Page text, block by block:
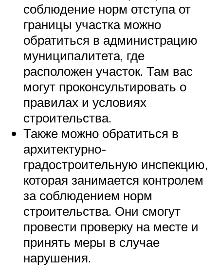
соблюдение норм отступа от
границы участка можно
обратиться в администрацию
муниципалитета, где
расположен участок. Там вас
могут проконсультировать о
правилах и условиях
строительства.
Также можно обратиться в
архитектурно-
градостроительную инспекцию,
которая занимается контролем
за соблюдением норм
строительства. Они смогут
провести проверку на месте и
принять меры в случае
нарушения.